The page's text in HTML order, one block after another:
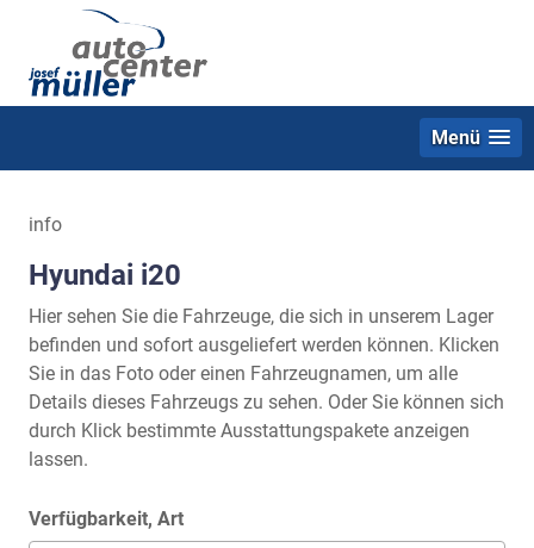
Menü
info
Hyundai i20
Hier sehen Sie die Fahrzeuge, die sich in unserem Lager
befinden und sofort ausgeliefert werden können. Klicken
Sie in das Foto oder einen Fahrzeugnamen, um alle
Details dieses Fahrzeugs zu sehen. Oder Sie können sich
durch Klick bestimmte Ausstattungspakete anzeigen
lassen.
Verfügbarkeit, Art